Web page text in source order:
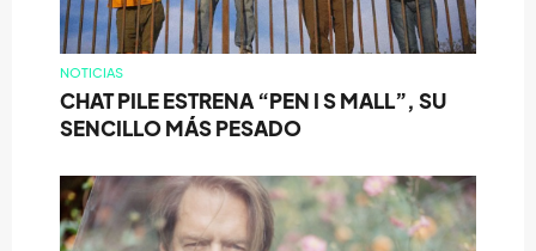
NOTICIAS
CHAT PILE ESTRENA “PEN I S MALL”, SU
SENCILLO MÁS PESADO